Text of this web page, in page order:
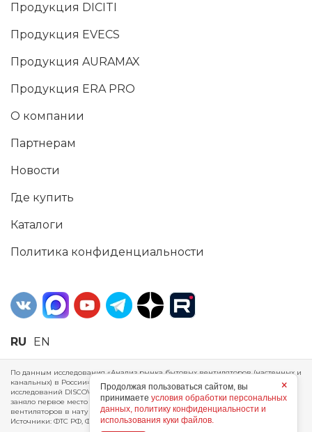
Продукция DICITI
Продукция EVECS
Продукция AURAMAX
Продукция ERA PRO
О компании
Партнерам
Новости
Где купить
Каталоги
Политика конфиденциальности
RU EN
По данным исследования «Анализ рынка бытовых вентиляторов (настенных и
канальных) в России», проведенного Агентством маркетинговых
исследований DISCOVERY RESEARCH Group, 2025 г. ERA Group (ООО «ЭРА»)
заняло первое место по производству, объему продаж и экспорту бытовых
вентиляторов в натуральном и стоимостном выражении за 2024 год.
Источники: ФТС РФ, ФСГС РФ, исследования DISCOVERY RESEARCH Group.
×
Продолжая пользоваться сайтом, вы
принимаете условия обработки персональных
данных, политику конфиденциальности и
использования куки файлов.